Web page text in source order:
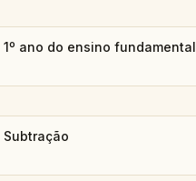
1º ano do ensino fundamental
Subtração